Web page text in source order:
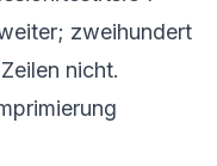
zweihundert
nicht.